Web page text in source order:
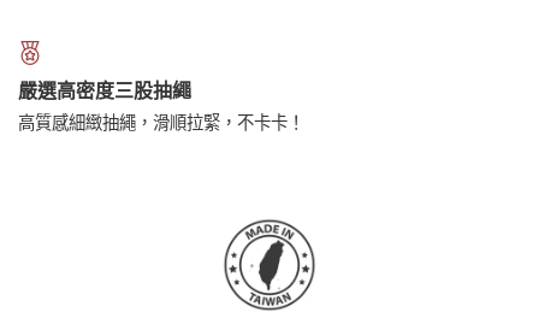
嚴選高密度三股抽繩
高質感細緻抽繩，滑順拉緊，不卡卡！